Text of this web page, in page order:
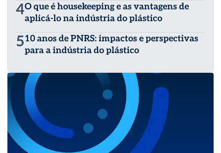
4O que é housekeeping e as vantagens de
aplicá-lo na indústria do plástico
510 anos de PNRS: impactos e perspectivas
para a indústria do plástico